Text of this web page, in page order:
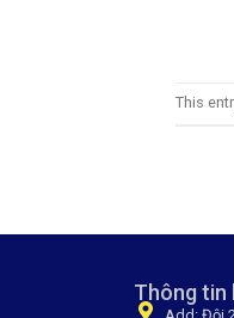
This
Thông tin